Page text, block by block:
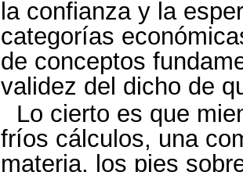
la confianza y la
categorías
de conceptos
validez del dicho de
Lo cierto es que
fríos cálculos, una
materia, los pies